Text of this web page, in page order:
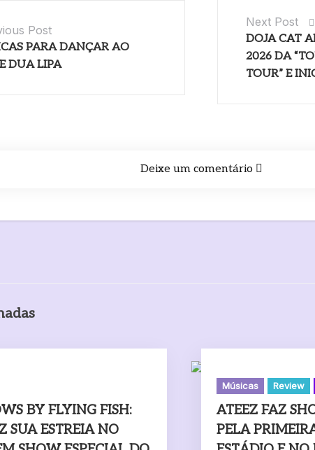
Post
PARA DANÇAR AO
DUA LIPA
Next Post
DOJA CAT
2026 DA
TOUR” E
Deixe um comentário
BY FLYING FISH:
SUA ESTREIA NO
Músicas Review
ATEEZ FAZ
PELA